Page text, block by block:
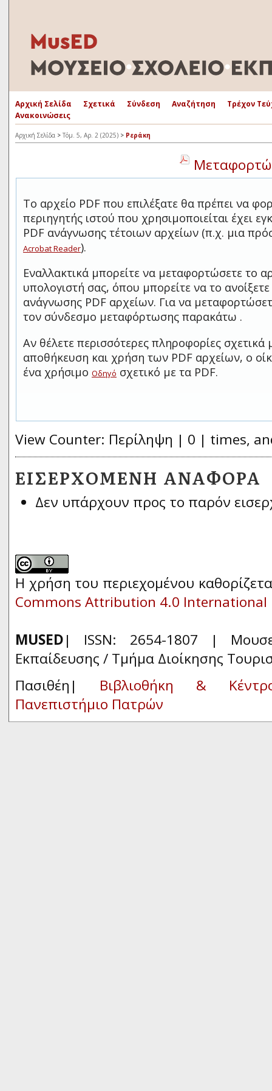
Αρχική Σελίδα Σχετικά Σύνδεση Αναζήτηση
Τρέχον
Ανακοινώσεις
Αρχική Σελίδα > Τόμ. 5, Αρ. 2 (2025) > Ρεράκη
Το αρχείο PDF που επιλέξατε θα πρέπει να
περιηγητής ιστού που χρησιμοποιείται έχει
PDF ανάγνωσης τέτοιων αρχείων (π.χ. μια
Acrobat Reader).
Εναλλακτικά μπορείτε να μεταφορτώσετε το
υπολογιστή σας, όπου μπορείτε να το
ανάγνωσης PDF αρχείων. Για να
τον σύνδεσμο μεταφόρτωσης παρακάτω .
Αν θέλετε περισσότερες πληροφορίες
αποθήκευση και χρήση των PDF αρχείων, ο
ένα χρήσιμο Οδηγό σχετικό με τα PDF.
View Counter: Περίληψη | 0 | times,
ΕΙΣΕΡΧΌΜΕΝΗ ΑΝΑΦΟΡΆ
Δεν υπάρχουν προς το παρόν
Η χρήση του περιεχομένου
Commons Attribution 4.0 International
MUSED| ISSN: 2654-1807 |
Εκπαίδευσης / Τμήμα Διοίκησης
Πασιθέη| Βιβλιοθήκη &
Πανεπιστήμιο Πατρών